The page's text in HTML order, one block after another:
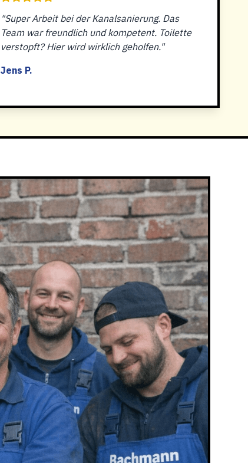
"Super Arbeit bei der Kanalsanierung. Das
Team war freundlich und kompetent. Toilette
verstopft? Hier wird wirklich geholfen."
Jens P.